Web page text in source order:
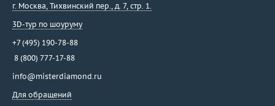
г. Москва Тихвинский пер., д. 7, стр. 1.
3D-тур по шоуруму
+7 (495) 190-78-88
8 (800) 777-17-88
info@misterdiamond.ru
Для обращений